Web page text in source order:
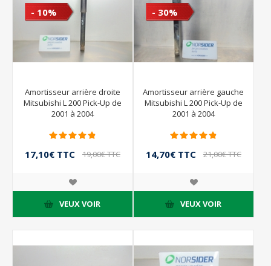
- 10%
Amortisseur arrière droite
Mitsubishi L 200 Pick-Up de
2001 à 2004
17,10€ TTC 19,00€ TTC
VEUX VOIR
- 30%
Amortisseur arrière gauche
Mitsubishi L 200 Pick-Up de
2001 à 2004
14,70€ TTC 21,00€ TTC
VEUX VOIR